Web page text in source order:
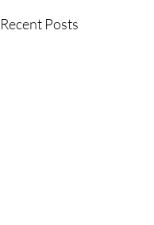
Recent Posts